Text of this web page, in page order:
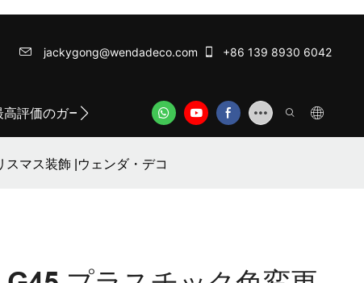
jackygong@wendadeco.com​​​​​​​ +86 139 8930 6042
高評価のガーランドライト ODM/OEM SERVICE
マス装飾 |ウェンダ・デコ